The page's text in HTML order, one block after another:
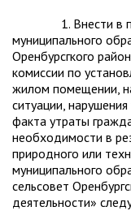
1. Внести в
муниципального
Оренбурсгкого
комиссии по
жилом помещении,
ситуации,
факта утраты
необходимости в
природного или
муниципального
сельсовет
деятельности»